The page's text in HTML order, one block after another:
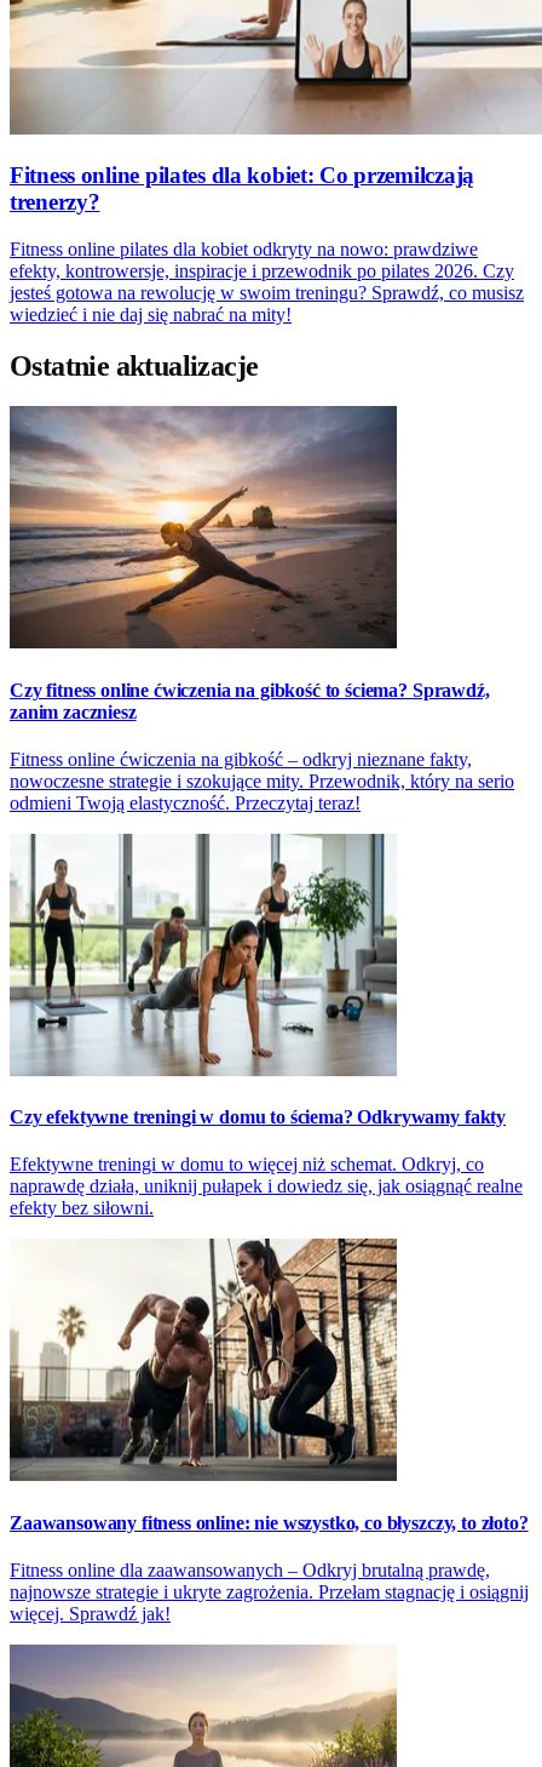
Fitness online pilates dla kobiet: Co przemilczają
trenerzy?
Fitness online pilates dla kobiet odkryty na nowo: prawdziwe
efekty, kontrowersje, inspiracje i przewodnik po pilates 2026. Czy
jesteś gotowa na rewolucję w swoim treningu? Sprawdź, co musisz
wiedzieć i nie daj się nabrać na mity!
Ostatnie aktualizacje
Czy fitness online ćwiczenia na gibkość to ściema? Sprawdź,
zanim zaczniesz
Fitness online ćwiczenia na gibkość – odkryj nieznane fakty,
nowoczesne strategie i szokujące mity. Przewodnik, który na serio
odmieni Twoją elastyczność. Przeczytaj teraz!
Czy efektywne treningi w domu to ściema? Odkrywamy fakty
Efektywne treningi w domu to więcej niż schemat. Odkryj, co
naprawdę działa, uniknij pułapek i dowiedz się, jak osiągnąć realne
efekty bez siłowni.
Zaawansowany fitness online: nie wszystko, co błyszczy, to złoto?
Fitness online dla zaawansowanych – Odkryj brutalną prawdę,
najnowsze strategie i ukryte zagrożenia. Przełam stagnację i osiągnij
więcej. Sprawdź jak!